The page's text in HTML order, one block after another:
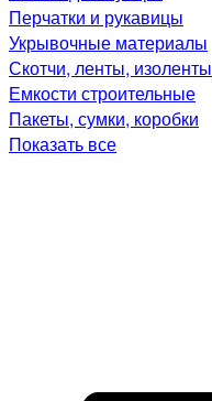
Перчатки и рукавицы
Укрывочные материалы
Скотчи, ленты, изоленты
Емкости строительные
Пакеты, сумки, коробки
Показать все